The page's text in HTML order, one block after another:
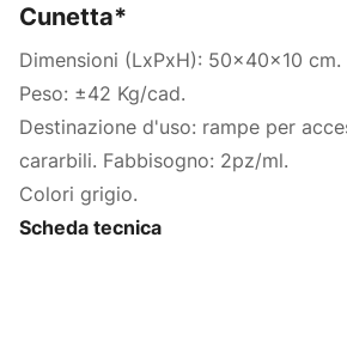
Cunetta*
Dimensioni (LxPxH): 50x40x10 cm.
Peso: ±42 Kg/cad.
Destinazione d'uso: rampe per
cararbili. Fabbisogno: 2pz/ml.
Colori grigio.
Scheda tecnica